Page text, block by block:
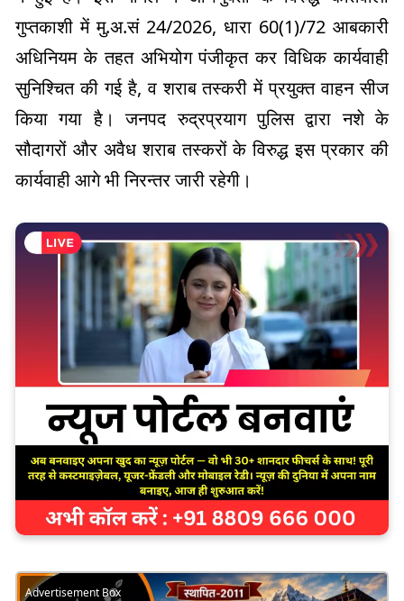
गुप्तकाशी में मु.अ.सं 24/2026, धारा 60(1)/72 आबकारी
अधिनियम के तहत अभियोग पंजीकृत कर विधिक कार्यवाही
सुनिश्चित की गई है, व शराब तस्करी में प्रयुक्त वाहन सीज
किया गया है। जनपद रुद्रप्रयाग पुलिस द्वारा नशे के
सौदागरों और अवैध शराब तस्करों के विरुद्ध इस प्रकार की
कार्यवाही आगे भी निरन्तर जारी रहेगी।
Advertisement Box